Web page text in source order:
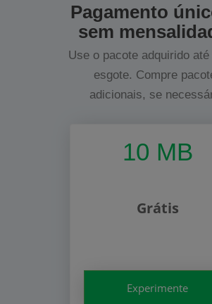
Pagamento
sem
Use o pacote adquirido
esgote. Compre
adicionais, se
10 MB
Grátis
Experimente